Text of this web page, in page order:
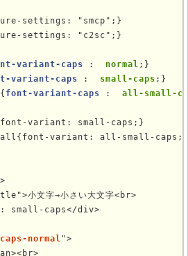
settings: "smcp";}
settings: "c2sc";}
variant-caps : normal ;}
variant-caps : small-caps ;}
{ font-variant-caps :
all-small-
variant: small-caps;}
variant: all-small-caps;}
小文字→小さい大文字<br>
small-caps</div>
normal ">